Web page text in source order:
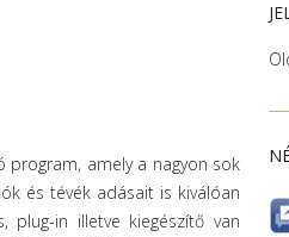
program, amely a nagyon sok
és tévék adásait is kiválóan
plug-in illetve kiegészítő van